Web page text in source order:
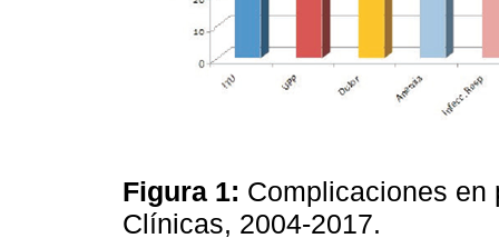
Figura 1: Complicaciones en
Clínicas, 2004-2017.